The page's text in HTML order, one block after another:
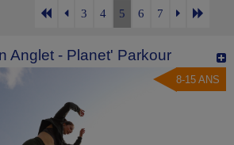
3 4 5 6 7
Anglet - Planet' Parkour
8-15 ANS